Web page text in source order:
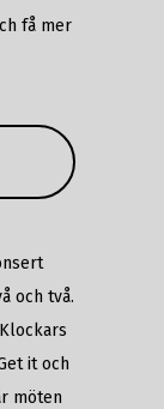
få mer
och två.
it och
möten